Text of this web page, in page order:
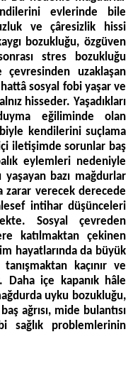
evlerinde bile
ve çâresizlik hissi
bozukluğu, özgüven
stres bozukluğu
uzaklaşan
sosyal fobi yaşar ve
hisseder. Yaşadıkları
eğiliminde olan
kendilerini suçlama
iletişimde sorunlar baş
eylemleri nedeniyle
yaşayan bazı mağdurlar
zarar verecek derecede
intihar düşünceleri
Sosyal çevreden
katılmaktan çekinen
hayatlarında da büyük
kaçınır ve
Daha içe kapanık hâle
uyku bozukluğu,
ağrısı, mide bulantısı
sağlık problemlerinin